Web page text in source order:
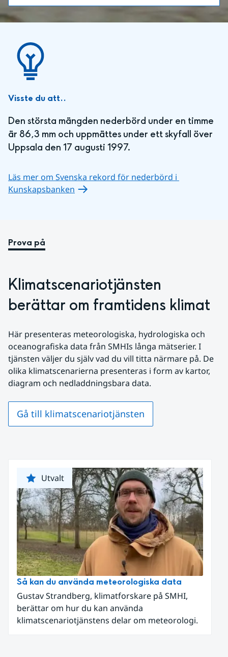
Visste du att..
Den största mängden nederbörd under en timme
är 86,3 mm och uppmättes under ett skyfall över
Uppsala den 17 augusti 1997.
Läs mer om Svenska rekord för nederbörd i
Kunskapsbanken
Prova på
Klimatscenariotjänsten
berättar om framtidens klimat
Här presenteras meteorologiska, hydrologiska och
oceanografiska data från SMHIs långa mätserier. I
tjänsten väljer du själv vad du vill titta närmare på. De
olika klimatscenarierna presenteras i form av kartor,
diagram och nedladdningsbara data.
Gå till klimatscenariotjänsten
Utvalt
Så kan du använda meteorologiska data
Gustav Strandberg, klimatforskare på SMHI,
berättar om hur du kan använda
klimatscenariotjänstens delar om meteorologi.